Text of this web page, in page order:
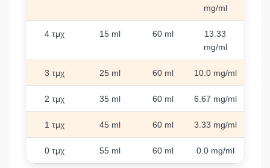
mg/ml
4 τμχ 15 ml 60 ml
13.33
mg/ml
3 τμχ 25 ml 60 ml 10.0 mg/ml
2 τμχ 35 ml 60 ml 6.67 mg/ml
1 τμχ 45 ml 60 ml 3.33 mg/ml
0 τμχ 55 ml 60 ml 0.0 mg/ml